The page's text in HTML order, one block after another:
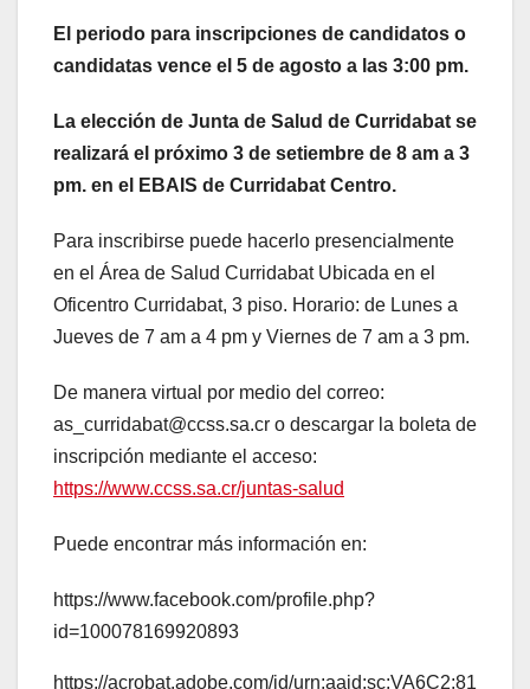
El periodo para inscripciones de candidatos o
candidatas vence el 5 de agosto a las 3:00 pm.
La elección de Junta de Salud de Curridabat se
realizará el próximo 3 de setiembre de 8 am a 3
pm. en el EBAIS de Curridabat Centro.
Para inscribirse puede hacerlo presencialmente
en el Área de Salud Curridabat Ubicada en el
Oficentro Curridabat, 3 piso. Horario: de Lunes a
Jueves de 7 am a 4 pm y Viernes de 7 am a 3 pm.
De manera virtual por medio del correo:
as_curridabat@ccss.sa.cr o descargar la boleta de
inscripción mediante el acceso:
https://www.ccss.sa.cr/juntas-salud
Puede encontrar más información en:
https://www.facebook.com/profile.php?
id=100078169920893
https://acrobat.adobe.com/id/urn:aaid:sc:VA6C2:81